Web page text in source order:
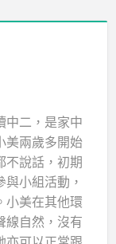
中二，是家中
美兩歲多開始
不說話，初期
與小組活動，
小美在其他環
線自然，沒有